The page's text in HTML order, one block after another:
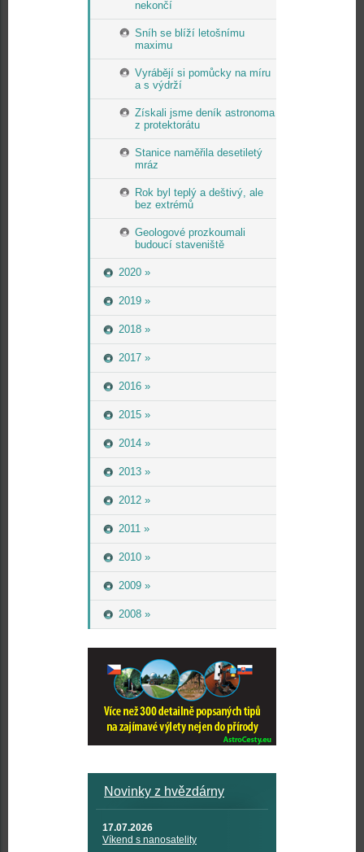
nekončí
Sníh se blíží letošnímu
maximu
Vyrábějí si pomůcky na míru
a s výdrží
Získali jsme deník astronoma
z protektorátu
Stanice naměřila desetiletý
mráz
Rok byl teplý a deštivý, ale
bez extrémů
Geologové prozkoumali
budoucí staveniště
2020 »
2019 »
2018 »
2017 »
2016 »
2015 »
2014 »
2013 »
2012 »
2011 »
2010 »
2009 »
2008 »
Novinky z hvězdárny
17.07.2026
Víkend s nanosatelity